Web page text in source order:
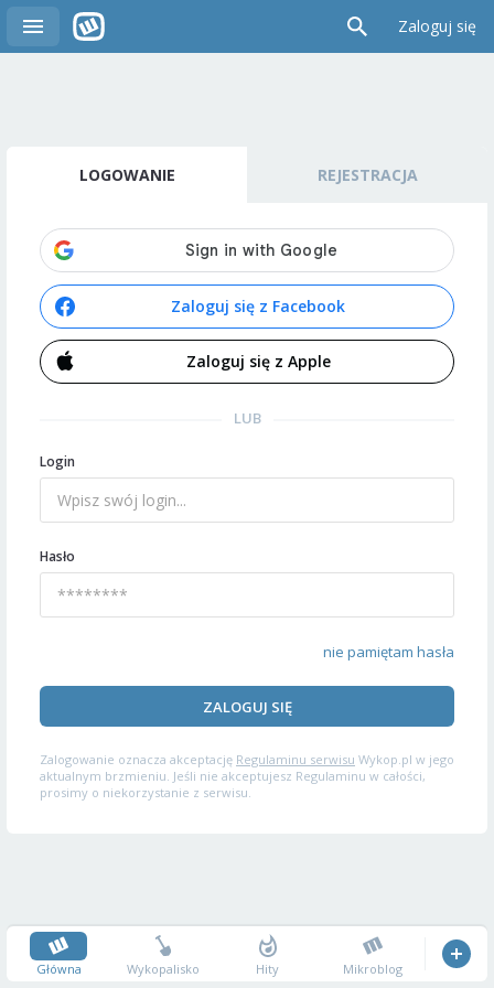
Zaloguj się
LOGOWANIE REJESTRACJA
Zaloguj się z Facebook
Zaloguj się z Apple
LUB
Login
Hasło
nie pamiętam hasła
ZALOGUJ SIĘ
Zalogowanie oznacza akceptację Regulaminu serwisu Wykop.pl w jego
aktualnym brzmieniu. Jeśli nie akceptujesz Regulaminu w całości,
prosimy o niekorzystanie z serwisu.
Główna Wykopalisko Hity Mikroblog